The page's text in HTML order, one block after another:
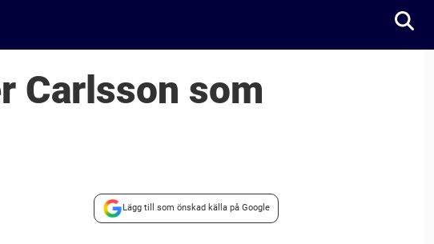
Carlsson som
Lägg till som önskad källa på Google